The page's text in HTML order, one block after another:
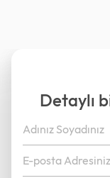
Detaylı